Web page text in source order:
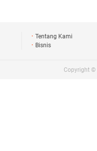
Tentang Kami
Bisnis
Copyright ©